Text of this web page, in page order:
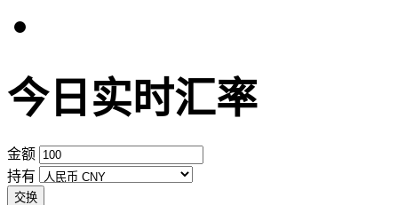
今日实时汇率
金额
持有
交换